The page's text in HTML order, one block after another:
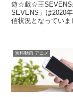
遊☆戯☆王SEVENS
SEVENS」は2020
信状況となってい
無料動画 アニメ